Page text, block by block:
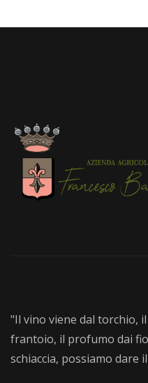
"Il vino viene dal torchio, il
frantoio, il profumo dai
schiaccia, possiamo dare